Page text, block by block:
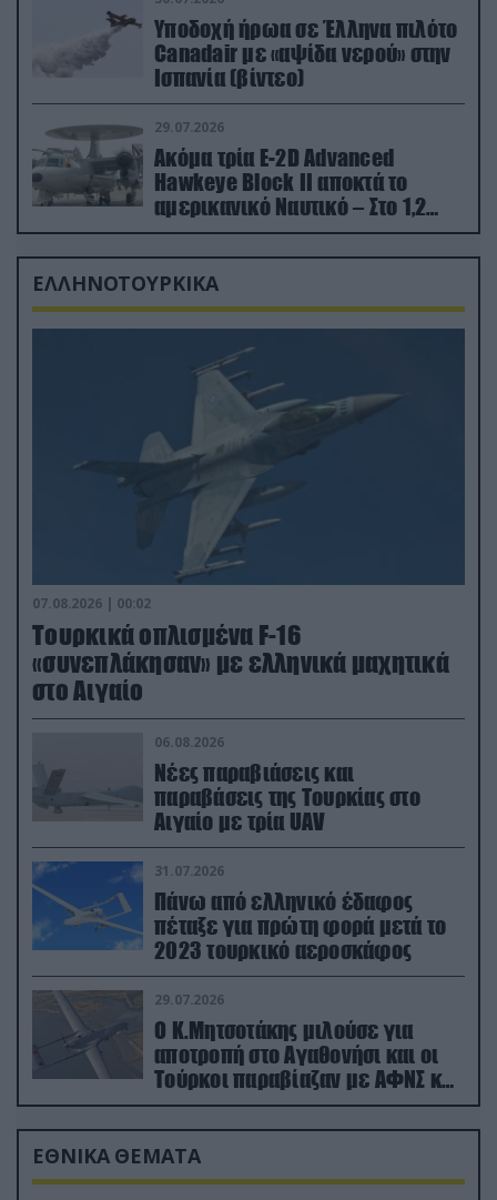
Υποδοχή ήρωα σε Έλληνα πιλότο
Canadair με «αψίδα νερού» στην
Ισπανία (βίντεο)
29.07.2026
Ακόμα τρία E-2D Advanced
Hawkeye Block II αποκτά το
αμερικανικό Ναυτικό – Στο 1,2
δισ.δολάρια το κόστος
ΕΛΛΗΝΟΤΟΥΡΚΙΚΑ
07.08.2026 | 00:02
Τουρκικά οπλισμένα F-16
«συνεπλάκησαν» με ελληνικά μαχητικά
στο Αιγαίο
06.08.2026
Νέες παραβιάσεις και
παραβάσεις της Τουρκίας στο
Αιγαίο με τρία UAV
31.07.2026
Πάνω από ελληνικό έδαφος
πέταξε για πρώτη φορά μετά το
2023 τουρκικό αεροσκάφος
29.07.2026
Ο Κ.Μητσοτάκης μιλούσε για
αποτροπή στο Αγαθονήσι και οι
Τούρκοι παραβίαζαν με ΑΦΝΣ και
drone
ΕΘΝΙΚΑ ΘΕΜΑΤΑ